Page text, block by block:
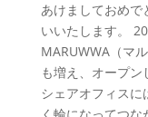
あけましておめ
いいたします。
MARUWWA（マ
も増え、オープン
シェアオフィス